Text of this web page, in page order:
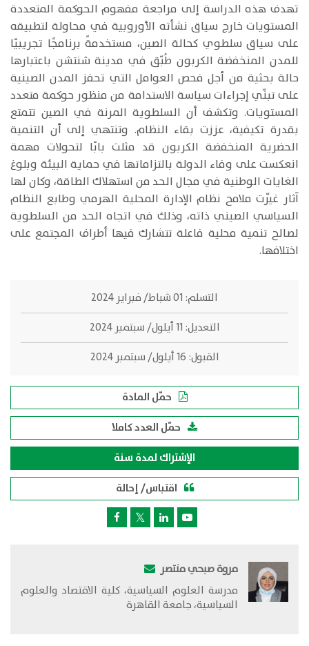
​​تهدف هذه الدراسة إلى مراجعة مفهوم الحوكمة المتعددة
المستويات خارج سياق نشأته الأوروبية في محاولة لتطبيقه
على سياق سلطوي كحالة الصين، مستخدمةً برنامجًا تجريبيًا
للمدن المنخفضة الكربون طُبّق في مدينة شنتشن باعتبارها
حالة بحثية من أجل فحص العوامل التي تحفز المدن الصينية
على تبنّي إجراءات سياسة الاستدامة من منظور حوكمة متعدد
المستويات. وتكشف أن السلطوية المرنة في الصين تتمتع
بقدرة تكيفية، عززت بقاء النظام. وتنتهي إلى أن التنمية
الحضرية المنخفضة الكربون قد مثلت بابًا لتحولات مهمة
انعكست على وفاء الدولة بالتزاماتها في حماية البيئة وبلوغ
الغايات الوطنية في مجال الحد من استهلاك الطاقة، وكان لها
آثار غيّرت ملامح نظام الإدارة المحلية الهرمي وطابع النظام
السياسي الصيني ذاته، وذلك في اتجاه الحد من السلطوية
لصالح تنمية محلية فاعلة تتشارك فيها أطراف المجتمع على
اختلافها.
التسلم:
التعديل:
القبول:
حمّل المادة
حمّل العدد كاملا
الإشتراك لمدة سنة
اقتباس/ إحالة
مروة صبحي منتصر
​مدرسة العلوم السياسية، كلية الاقتصاد والعلوم
السياسية، جامعة القاهرة